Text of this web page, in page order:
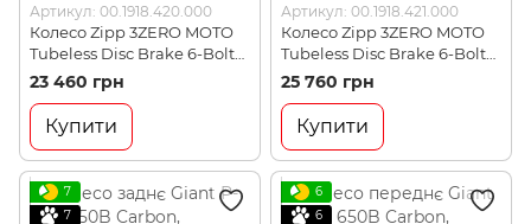
Артикул: 00.1918.420.000
Колесо Zipp 3ZERO MOTO
Tubeless Disc Brake 6-Bolt
27.5 Front 32Spokes
15x110mm Boost (21mm
Standard & 31mm RockShox
Torque Caps included)
Silver/Silver Graphic A1
(00.1918.420.000)
23 460 грн
Купити
Артикул: 00.1918.421.000
Колесо Zipp 3ZERO MOTO
Tubeless Disc Brake 6-Bolt
27.5 Rear 32Spokes XD
12x148mm Boost
Silver/Silver Graphic A1
(00.1918.421.000)
25 760 грн
Купити
7
7
6
6